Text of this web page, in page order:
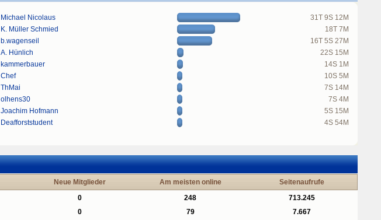
Michael Nicolaus
31T 9S 12M
K. Müller Schmied
18T 7M
b.wagenseil
16T 5S 27M
A. Hünlich
22S 15M
kammerbauer
14S 1M
Chef
10S 5M
ThMai
7S 14M
olhens30
7S 4M
Joachim Hofmann
5S 15M
Deafforststudent
4S 54M
Neue Mitglieder Am meisten online
Seitenaufrufe
0 248
713.245
0 79
7.667